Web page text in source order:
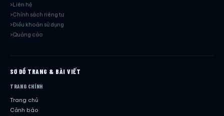
Liên hệ
Chính sách riêng tư
Điều khoản sử dụng
Quảng cáo
SƠ ĐỒ TRANG & BÀI VIẾT
TRANG CHÍNH
Trang chủ
Cảnh báo